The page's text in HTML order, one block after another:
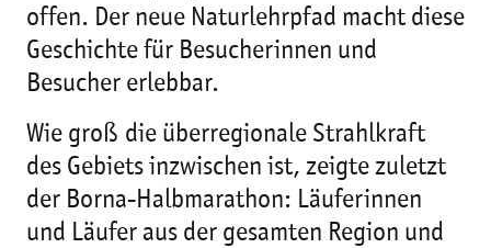
offen. Der neue Naturlehrpfad macht diese
Geschichte für Besucherinnen und
Besucher erlebbar.
Wie groß die überregionale Strahlkraft
des Gebiets inzwischen ist, zeigte zuletzt
der Borna-Halbmarathon: Läuferinnen
und Läufer aus der gesamten Region und